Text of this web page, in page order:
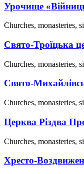
Урочище
Churches, monasteries,
Свято-Троїцька
Churches, monasteries,
Свято-
Churches, monasteries,
Церква Різдва
Churches, monasteries,
Хресто-